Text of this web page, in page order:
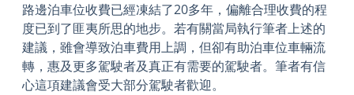
路邊泊車位收費已經凍結了20多年，偏離合理收費的程
度已到了匪夷所思的地步。若有關當局執行筆者上述的
建議，雖會導致泊車費用上調，但卻有助泊車位車輛流
轉，惠及更多駕駛者及真正有需要的駕駛者。筆者有信
心這項建議會受大部分駕駛者歡迎。